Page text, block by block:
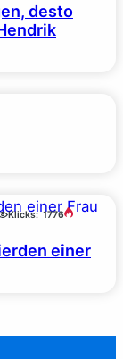
desto
Klicks: 1776
einer